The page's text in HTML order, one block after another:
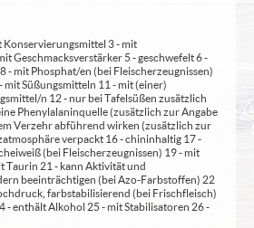
Konservierungsmittel 3 - mit
Geschmacksverstärker 5 - geschwefelt 6 -
- mit Phosphat/en (bei Fleischerzeugnissen)
mit Süßungsmitteln 11 - mit (einer)
n 12 - nur bei Tafelsüßen zusätzlich
Phenylalaninquelle (zusätzlich zur Angabe
Verzehr abführend wirken (zusätzlich zur
verpackt 16 - chininhaltig 17 -
(bei Fleischerzeugnissen) 19 - mit
Taurin 21 - kann Aktivität und
beeinträchtigen (bei Azo-Farbstoffen) 22
farbstabilisierend (bei Frischfleisch)
- enthält Alkohol 25 - mit Stabilisatoren 26 -